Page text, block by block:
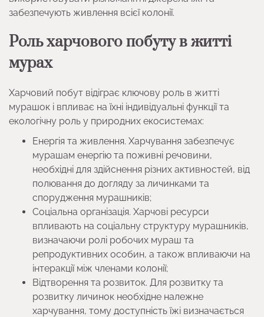
забезпечують живлення всієї колонії.
Роль харчового побуту в житті
мурах
Харчовий побут відіграє ключову роль в житті
мурашок і впливає на їхні індивідуальні функції та
екологічну роль у природних екосистемах:
Енергія та живлення. Харчування забезпечує
мурашам енергію та поживні речовини,
необхідні для здійснення різних активностей, від
полювання до догляду за личинками та
спорудження мурашників;
Соціальна організація. Харчові ресурси
впливають на соціальну структуру мурашників,
визначаючи ролі робочих мураш та
репродуктивних особин, а також впливаючи на
інтеракції між членами колонії;
Відтворення та розвиток. Для розвитку та
розвитку личинок необхідне належне
харчування, тому доступність їжі визначається